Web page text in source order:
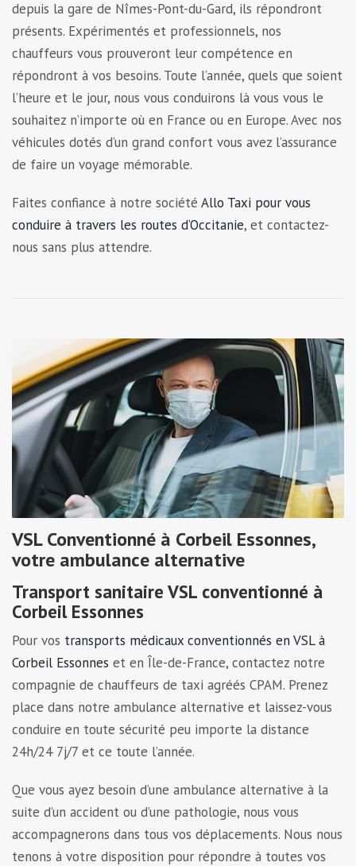
depuis la gare de Nîmes-Pont-du-Gard, ils répondront
présents. Expérimentés et professionnels, nos
chauffeurs vous prouveront leur compétence en
répondront à vos besoins. Toute l’année, quels que soient
l’heure et le jour, nous vous conduirons là vous vous le
souhaitez n’importe où en France ou en Europe. Avec nos
véhicules dotés d’un grand confort vous avez l’assurance
de faire un voyage mémorable.
Faites confiance à notre société Allo Taxi pour vous
conduire à travers les routes d’Occitanie, et contactez-
nous sans plus attendre.
VSL Conventionné à Corbeil Essonnes,
votre ambulance alternative
Transport sanitaire VSL conventionné à
Corbeil Essonnes
Pour vos transports médicaux conventionnés en VSL à
Corbeil Essonnes et en Île-de-France, contactez notre
compagnie de chauffeurs de taxi agréés CPAM. Prenez
place dans notre ambulance alternative et laissez-vous
conduire en toute sécurité peu importe la distance
24h/24 7j/7 et ce toute l’année.
Que vous ayez besoin d’une ambulance alternative à la
suite d’un accident ou d’une pathologie, nous vous
accompagnerons dans tous vos déplacements. Nous nous
tenons à votre disposition pour répondre à toutes vos